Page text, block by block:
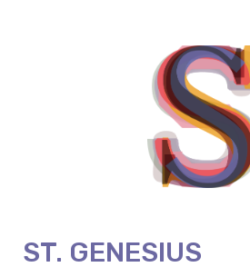
ST. GENESIUS